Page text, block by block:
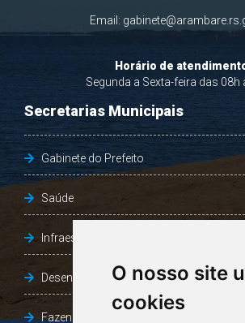
O nosso site
cookies
Email:
Horário de
Segunda a Sexta-feira das 08h
Secretarias Municipais
Gabinete do Prefeito
Saúde
Infraestrutura, Agricultura e Meio
Desenvolvimento Social
Fazenda e Desenvolvimento Econômico